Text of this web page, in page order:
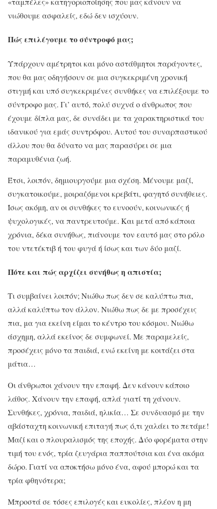
νιώθουμε ασφαλείς, εδώ δεν ισχύουν.
Πώς επιλέγουμε το σύντροφό μας;
Υπάρχουν αμέτρητοι και μόνο αστάθμητοι παράγοντες,
που θα μας οδηγήσουν σε μια συγκεκριμένη χρονική
στιγμή και υπό συγκεκριμένες συνθήκες να επιλέξουμε το
σύντροφο μας. Γι’ αυτό, πολύ συχνά ο άνθρωπος που
έχουμε δίπλα μας, δε συνάδει με τα χαρακτηριστικά του
ιδανικού για εμάς συντρόφου. Αυτού του συναρπαστικού
άλλου που θα δύνατο να μας παρασύρει σε μια
παραμυθένια ζωή.
Έτσι, λοιπόν, δημιουργούμε μια σχέση. Μένουμε μαζί,
συγκατοικούμε, μοιραζόμενοι κρεβάτι, φαγητό συνήθειες.
Ίσως ακόμη, αν οι συνθήκες το ευνοούν, κοινωνικές ή
ψυχολογικές, να παντρευτούμε. Και μετά από κάποια
χρόνια, δέκα συνήθως, πιάνουμε τον εαυτό μας στο ρόλο
του ντετέκτιβ ή του φυγά ή ίσως και των δύο μαζί.
Πότε και πώς αρχίζει συνήθως η απιστία;
Τι συμβαίνει λοιπόν; Νιώθω πως δεν σε καλύπτω πια,
αλλά καλύπτω τον άλλον. Νιώθω πως δε με προσέχεις
πια, μα για εκείνη είμαι το κέντρο του κόσμου. Νιώθω
άσχημη, αλλά εκείνος δε συμφωνεί. Με παραμελείς,
προσέχεις μόνο τα παιδιά, ενώ εκείνη με κοιτάζει στα
μάτια…
Οι άνθρωποι χάνουν την επαφή. Δεν κάνουν κάποιο
λάθος. Χάνουν την επαφή, απλά γιατί τη χάνουν.
Συνθήκες, χρόνια, παιδιά, ηλικία… Σε συνδυασμό με την
αβάσταχτη κοινωνική επιταγή πως ό,τι χαλάει το πετάμε!
Μαζί και ο πλουραλισμός της εποχής. Δύο φορέματα στην
τιμή του ενός, τρία ζευγάρια παππούτσια και ένα ακόμα
δώρο. Γιατί να αποκτήσω μόνο ένα, αφού μπορώ και τα
τρία φθηνότερα;
Μπροστά σε τόσες επιλογές και ευκολίες, πλέον η μη